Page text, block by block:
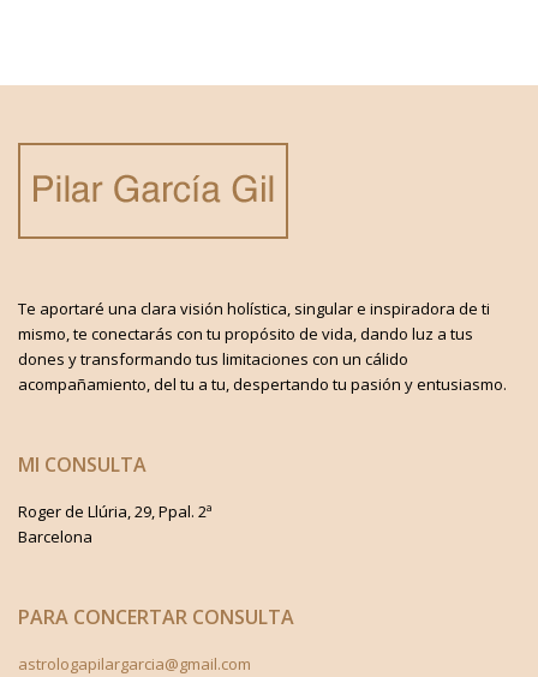
Te aportaré una clara visión holística, singular e inspiradora de ti
mismo, te conectarás con tu propósito de vida, dando luz a tus
dones y transformando tus limitaciones con un cálido
acompañamiento, del tu a tu, despertando tu pasión y entusiasmo.
MI CONSULTA
Roger de Llúria, 29, Ppal. 2ª
Barcelona
PARA CONCERTAR CONSULTA
astrologapilargarcia@gmail.com